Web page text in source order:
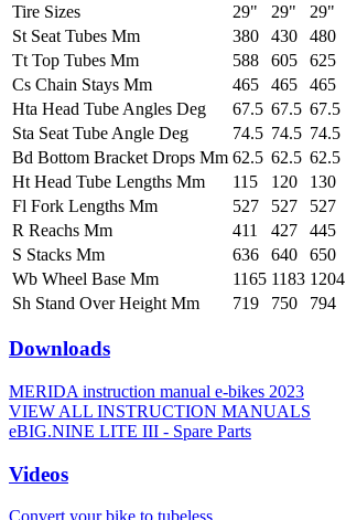
Tire Sizes
29" 29" 29"
St Seat Tubes Mm
380 430 480
Tt Top Tubes Mm
588 605 625
Cs Chain Stays Mm
465 465 465
Hta Head Tube Angles Deg
67.5 67.5 67.5
Sta Seat Tube Angle Deg
74.5 74.5 74.5
Bd Bottom Bracket Drops Mm 62.5 62.5 62.5
Ht Head Tube Lengths Mm
115 120 130
Fl Fork Lengths Mm
527 527 527
R Reachs Mm
411 427 445
S Stacks Mm
636 640 650
Wb Wheel Base Mm
1165 1183 1204
Sh Stand Over Height Mm
719 750 794
Downloads
MERIDA instruction manual e-bikes 2023
VIEW ALL INSTRUCTION MANUALS
eBIG.NINE LITE III - Spare Parts
Videos